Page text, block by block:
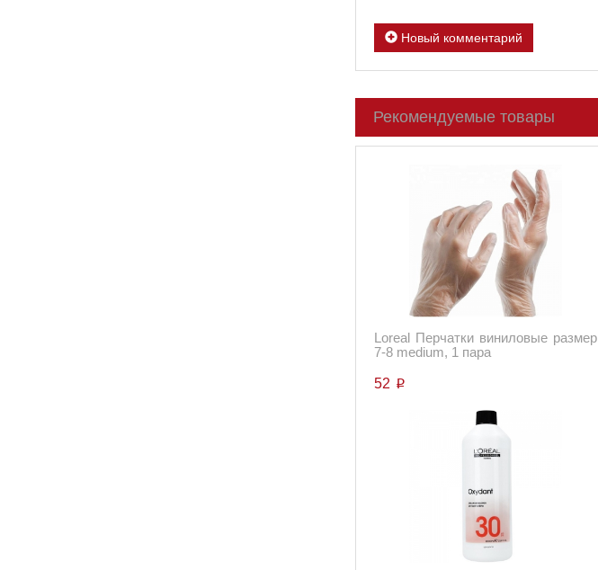
Новый комментарий
Рекомендуемые товары
Loreal Перчатки виниловые размер
7-8 medium, 1 пара
52 p